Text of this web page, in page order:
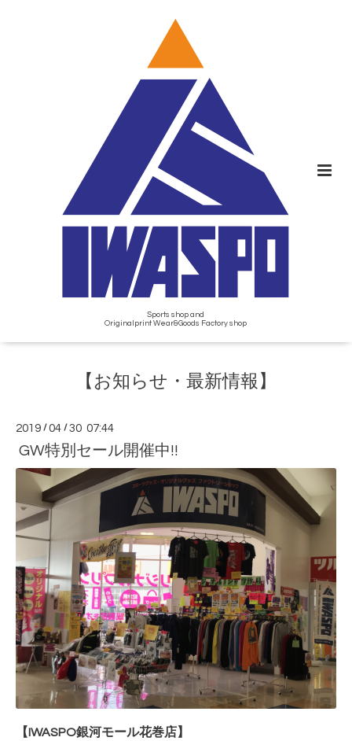
Sports shop and
Originalprint Wear&Goods Factory shop
【お知らせ・最新情報】
2019 /04 /30 07:44
GW特別セール開催中!!
【IWASPO銀河モール花巻店】